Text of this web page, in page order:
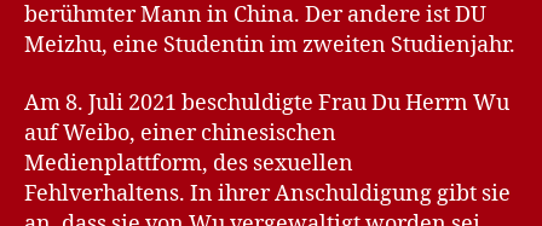
berühmter Mann in China. Der andere ist DU
Meizhu, eine Studentin im zweiten Studienjahr.
Am 8. Juli 2021 beschuldigte Frau Du Herrn Wu
auf Weibo, einer chinesischen
Medienplattform, des sexuellen
Fehlverhaltens. In ihrer Anschuldigung gibt sie